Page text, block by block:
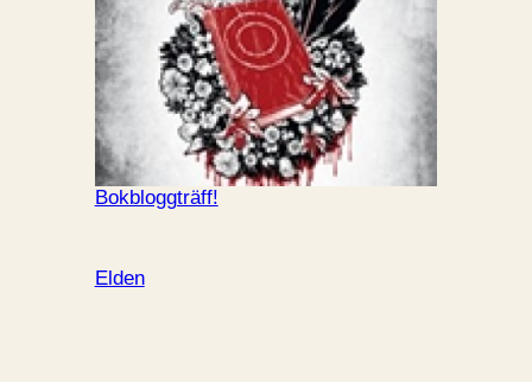
Bokbloggträff!
Elden